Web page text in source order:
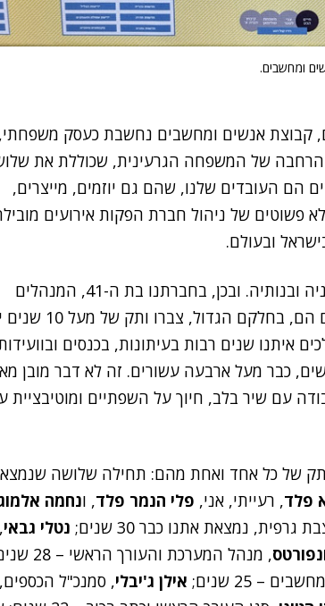
ומחשבים.
קבוצת אנשים ומחשבים נחשבת כעסק
הרחבה של המשפחה הגרעינית, שכוללת את
הם העובדים שלנו, שהם גם יוזמים, מייצרים,
פשוטים של ניהול חברת הפקות אירועים
ובעולם.
המבחן המרכזי של כל משפחה היא הלכידות של בניה ובנותיה. ובכן, בחברתנו בת ה-41, המנהלים
הבכירים פועלים בה כ-25-30 שנים. הצעירים – גם הם,
איתנו שנים רבות בעיתונות, בכנסים
כבר מעל ארבעה עשורים. זה לא דבר מובן
עם שיר בלב, חיוך על השפתיים ומוטיבציית
של כל אחד ואחת מהם: תחילה שלושה
פלד, רעייתי, אני, פלי הנמר פלד, ונחמה
גרפית, נמצאת אתנו כבר 30 שנים; נטלי גבאי,
, מנהל המערכת והעורך הראשי – 28 שנים;
– 25 שנים; אילן ג'יבלי, סמנכ"ל הכספים,